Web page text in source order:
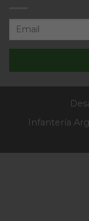
Infantería